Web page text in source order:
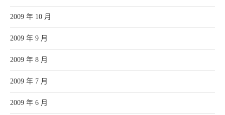
2009 年 10 月
2009 年 9 月
2009 年 8 月
2009 年 7 月
2009 年 6 月